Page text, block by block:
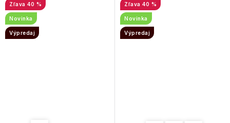
40 %
Novinka
Výpredaj
40 %
Novinka
Výpredaj